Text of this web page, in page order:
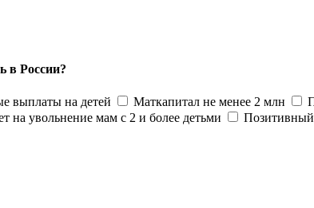
в России?
выплаты на детей Маткапитал не менее 2 млн
на увольнение мам с 2 и более детьми